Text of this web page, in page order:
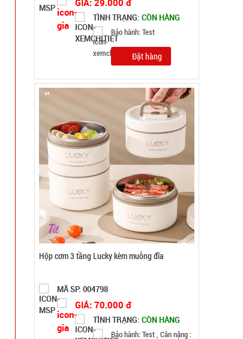
TÌNH TRẠNG:
Bảo hành: Test , Cân nặng :
0.5kg
Đặt hàng
Giá đỡ điện thoại Folding F8 VUÔNG ( T200, full
MÃ SP: 003066
GIÁ: 12.000 đ
TÌNH TRẠNG: CÒN HÀNG
Bảo hành: Test